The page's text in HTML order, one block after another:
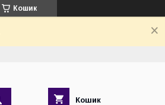
Кошик
Кошик